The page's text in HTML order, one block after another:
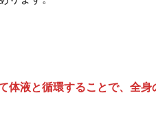
体液と循環することで、全